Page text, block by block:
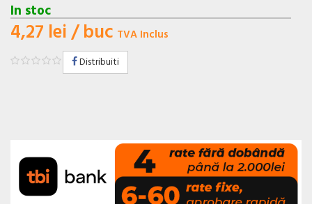
In stoc
4,27 lei/ buc TVA Inclus
Distribuiti